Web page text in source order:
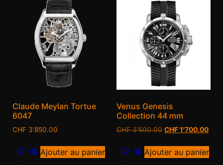
Claude Meylan Tortue
6047
CHF 3'850.00
Ajouter au panier
Venus Genesis
Collection 44 mm
CHF3'500.00 CHF1'700.00
Ajouter au panier